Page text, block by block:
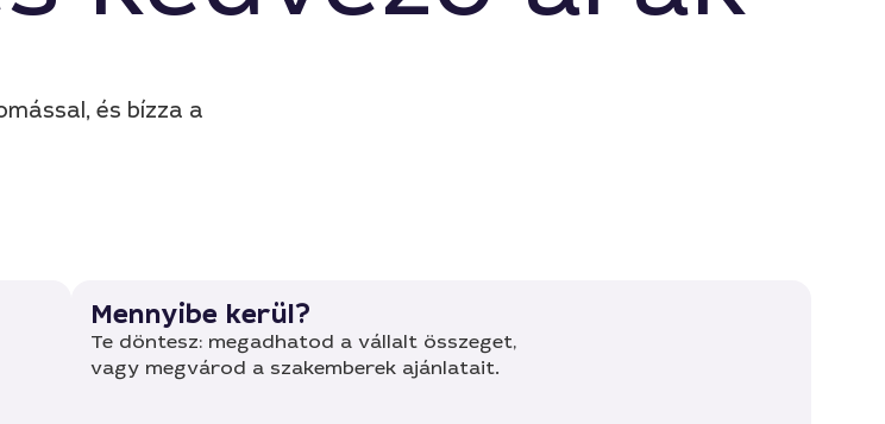
és bízza a
Mennyibe kerül?
Te döntesz: megadhatod a vállalt összeget,
vagy megvárod a szakemberek ajánlatait.